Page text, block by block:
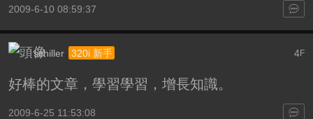
2009-6-10 08:59:37
4F
schiller 320i 新手
好棒的文章，學習學習，增長知識。
2009-6-25 11:53:08